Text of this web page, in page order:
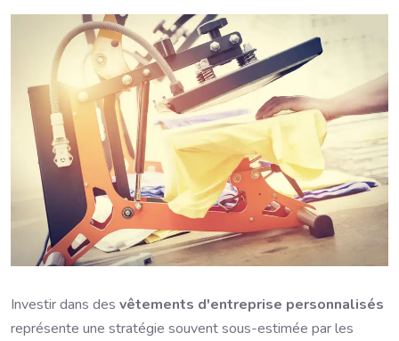
Investir dans des vêtements d'entreprise personnalisés
représente une stratégie souvent sous-estimée par les